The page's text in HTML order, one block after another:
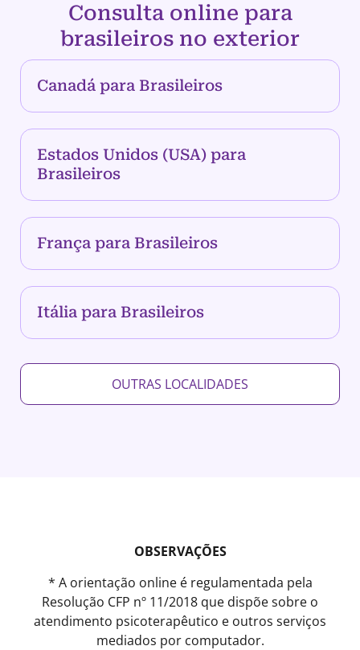
Consulta online para
brasileiros no exterior
Canadá para Brasileiros
Estados Unidos (USA) para
Brasileiros
França para Brasileiros
Itália para Brasileiros
OUTRAS LOCALIDADES
OBSERVAÇÕES
* A orientação online é regulamentada pela
Resolução CFP nº 11/2018 que dispõe sobre o
atendimento psicoterapêutico e outros serviços
mediados por computador.